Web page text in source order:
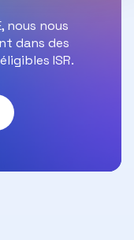
nous nous
dans des
ISR.